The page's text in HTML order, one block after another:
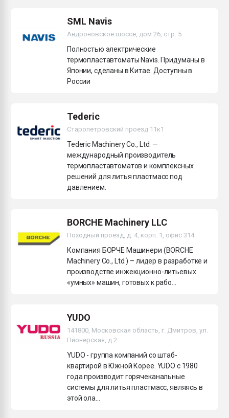
SML Navis
Андроновское шоссе, дом 26, стр. 5
Полностью электрические
термопластавтоматы Navis. Придуманы в
Японии, сделаны в Китае. Доступны в
России
Tederic
Старопетровский проезд 11к1
Tederic Machinery Co., Ltd. —
международный производитель
термопластавтоматов и комплексных
решений для литья пластмасс под
давлением.
YUDO
141800, Московская область, г. Дмитров, ул.
Пионерская, д.2
YUDO - группа компаний со штаб-
квартирой в Южной Корее. YUDO c 1980
года производит горячеканальные
системы для литья пластмасс, являясь в
этой ола...
BORCHE Machinery LLC
Походный проезд, д. 4, корп. 1, офис 314
Компания БОРЧЕ Машинери (BORCHE
Machinery Co., Ltd.) – лидер в разработке и
производстве инжекционно-литьевых
«умных» машин, готовых к рабо...